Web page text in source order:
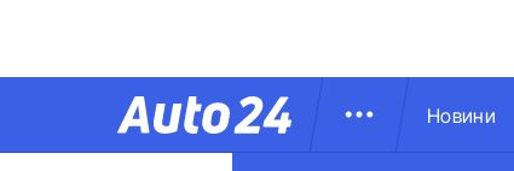
Новини